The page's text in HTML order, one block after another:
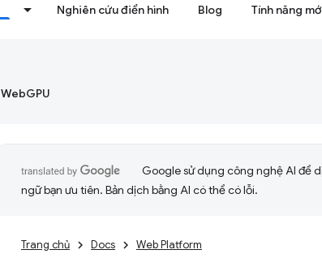
Nghiên cứu điển hình Blog Tính năng
WebGPU
Google sử dụng công nghệ AI để
ngữ bạn ưu tiên. Bản dịch bằng AI có thể có lỗi.
Trang chủ Docs Web Platform